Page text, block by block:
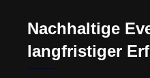
Nachhaltige
langfristiger